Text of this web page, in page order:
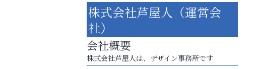
お一人おひとりに合う治療をご提案
口元から始まる、自分らしい毎日を
整体院エスコート・芦屋サロ
ン
株式会社芦屋人（運営会
社）
会社概要
株式会社芦屋人は、デザイン事務所です